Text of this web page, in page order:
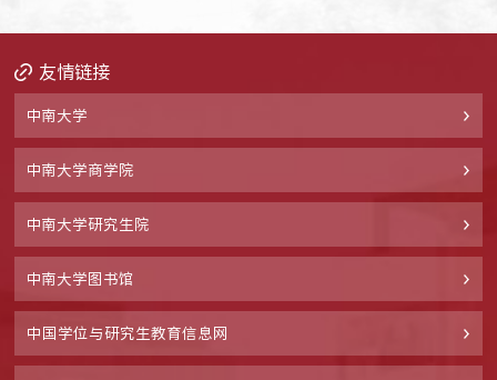
友情链接
中南大学
中南大学商学院
中南大学研究生院
中南大学图书馆
中国学位与研究生教育信息网